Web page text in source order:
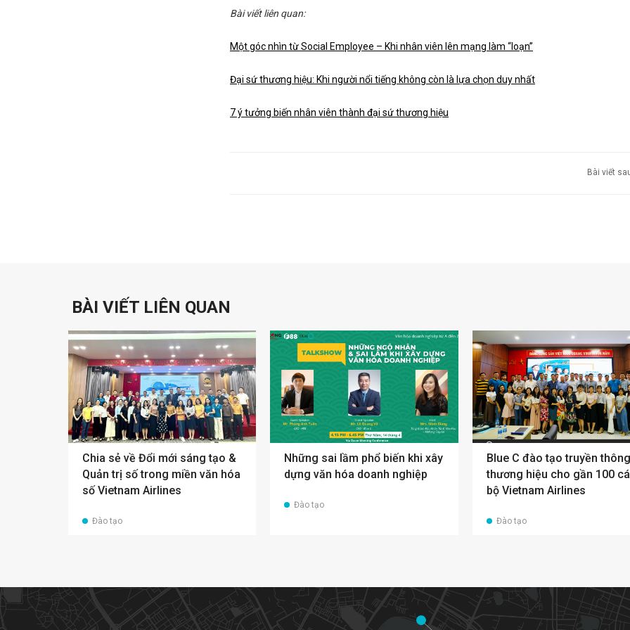
Bài viết liên quan:
Một góc nhìn từ Social Employee – Khi nhân viên lên mạng làm “loạn”
Đại sứ thương hiệu: Khi người nổi tiếng không còn là lựa chọn duy nhất
7 ý tưởng biến nhân viên thành đại sứ thương hiệu
Bài viết
BÀI VIẾT LIÊN QUAN
Chia sẻ về Đổi mới sáng tạo &
Quản trị số trong miền văn hóa
số Vietnam Airlines
Đào tạo
Những sai lầm phổ biến khi xây
dựng văn hóa doanh nghiệp
Đào tạo
Blue C đào tạo truyền thông
thương hiệu cho gần 100
bộ Vietnam Airlines
Đào tạo